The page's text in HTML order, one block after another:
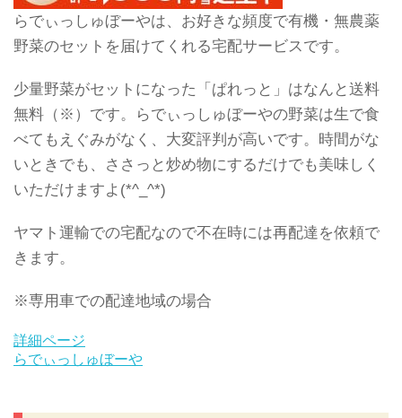
らでぃっしゅぼーやは、お好きな頻度で有機・無農薬
野菜のセットを届けてくれる宅配サービスです。
少量野菜がセットになった「ぱれっと」はなんと送料
無料（※）です。らでぃっしゅぼーやの野菜は生で食
べてもえぐみがなく、大変評判が高いです。時間がな
いときでも、ささっと炒め物にするだけでも美味しく
いただけますよ(*^_^*)
ヤマト運輸での宅配なので不在時には再配達を依頼で
きます。
※専用車での配達地域の場合
詳細ページ
らでぃっしゅぼーや